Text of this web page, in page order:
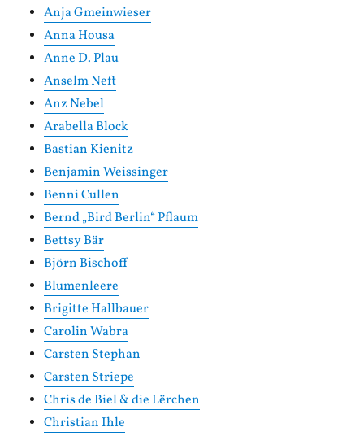
Anja Gmeinwieser
Anna Housa
Anne D. Plau
Anselm Neft
Anz Nebel
Arabella Block
Bastian Kienitz
Benjamin Weissinger
Benni Cullen
Bernd „Bird Berlin“ Pflaum
Bettsy Bär
Björn Bischoff
Blumenleere
Brigitte Hallbauer
Carolin Wabra
Carsten Stephan
Carsten Striepe
Chris de Biel & die Lërchen
Christian Ihle